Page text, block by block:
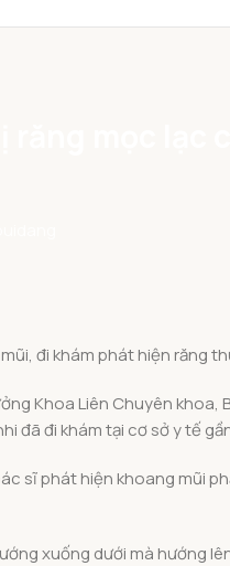
đi khám phát hiện răng
Khoa Liên Chuyên
đã đi khám tại cơ sở y tế
sĩ phát hiện khoang mũi
xuống dưới mà hướng